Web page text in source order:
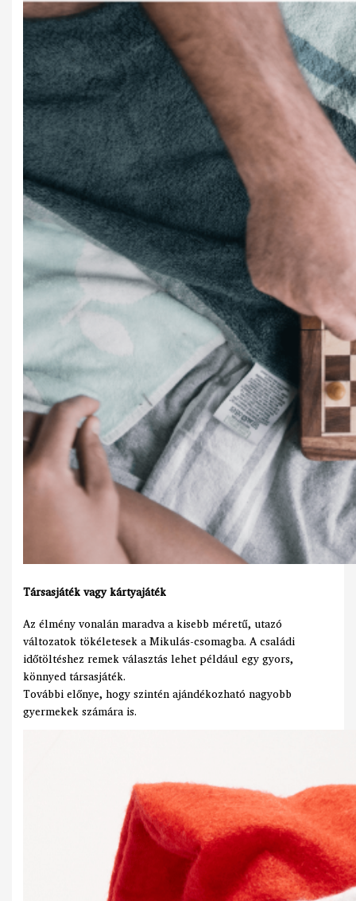
Társasjáték vagy kártyajáték
Az élmény vonalán maradva a kisebb méretű, utazó
változatok tökéletesek a Mikulás-csomagba. A családi
időtöltéshez remek választás lehet például egy gyors,
könnyed társasjáték.
További előnye, hogy szintén ajándékozható nagyobb
gyermekek számára is.